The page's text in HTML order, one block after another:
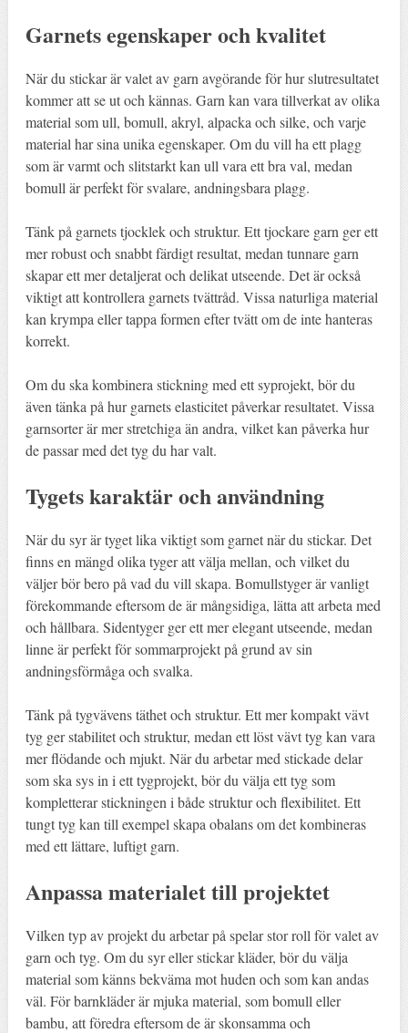
Garnets egenskaper och kvalitet
När du stickar är valet av garn avgörande för hur slutresultatet
kommer att se ut och kännas. Garn kan vara tillverkat av olika
material som ull, bomull, akryl, alpacka och silke, och varje
material har sina unika egenskaper. Om du vill ha ett plagg
som är varmt och slitstarkt kan ull vara ett bra val, medan
bomull är perfekt för svalare, andningsbara plagg.
Tänk på garnets tjocklek och struktur. Ett tjockare garn ger ett
mer robust och snabbt färdigt resultat, medan tunnare garn
skapar ett mer detaljerat och delikat utseende. Det är också
viktigt att kontrollera garnets tvättråd. Vissa naturliga material
kan krympa eller tappa formen efter tvätt om de inte hanteras
korrekt.
Om du ska kombinera stickning med ett syprojekt, bör du
även tänka på hur garnets elasticitet påverkar resultatet. Vissa
garnsorter är mer stretchiga än andra, vilket kan påverka hur
de passar med det tyg du har valt.
Tygets karaktär och användning
När du syr är tyget lika viktigt som garnet när du stickar. Det
finns en mängd olika tyger att välja mellan, och vilket du
väljer bör bero på vad du vill skapa. Bomullstyger är vanligt
förekommande eftersom de är mångsidiga, lätta att arbeta med
och hållbara. Sidentyger ger ett mer elegant utseende, medan
linne är perfekt för sommarprojekt på grund av sin
andningsförmåga och svalka.
Tänk på tygvävens täthet och struktur. Ett mer kompakt vävt
tyg ger stabilitet och struktur, medan ett löst vävt tyg kan vara
mer flödande och mjukt. När du arbetar med stickade delar
som ska sys in i ett tygprojekt, bör du välja ett tyg som
kompletterar stickningen i både struktur och flexibilitet. Ett
tungt tyg kan till exempel skapa obalans om det kombineras
med ett lättare, luftigt garn.
Anpassa materialet till projektet
Vilken typ av projekt du arbetar på spelar stor roll för valet av
garn och tyg. Om du syr eller stickar kläder, bör du välja
material som känns bekväma mot huden och som kan andas
väl. För barnkläder är mjuka material, som bomull eller
bambu, att föredra eftersom de är skonsamma och